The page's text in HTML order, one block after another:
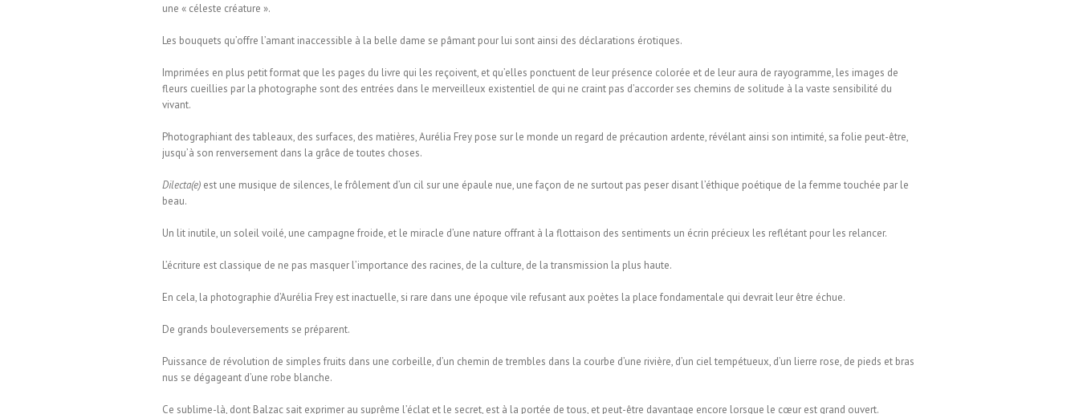
une « céleste créature ».
Les bouquets qu’offre l’amant inaccessible à la belle dame se pâmant pour lui sont ainsi des déclarations érotiques.
Imprimées en plus petit format que les pages du livre qui les reçoivent, et qu’elles ponctuent de leur présence colorée et de leur aura de rayogramme, les images de
fleurs cueillies par la photographe sont des entrées dans le merveilleux existentiel de qui ne craint pas d’accorder ses chemins de solitude à la vaste sensibilité du
vivant.
Photographiant des tableaux, des surfaces, des matières, Aurélia Frey pose sur le monde un regard de précaution ardente, révélant ainsi son intimité, sa folie peut-être,
jusqu’à son renversement dans la grâce de toutes choses.
Dilecta(e) est une musique de silences, le frôlement d’un cil sur une épaule nue, une façon de ne surtout pas peser disant l’éthique poétique de la femme touchée par le
beau.
Un lit inutile, un soleil voilé, une campagne froide, et le miracle d’une nature offrant à la flottaison des sentiments un écrin précieux les reflétant pour les relancer.
L’écriture est classique de ne pas masquer l’importance des racines, de la culture, de la transmission la plus haute.
En cela, la photographie d’Aurélia Frey est inactuelle, si rare dans une époque vile refusant aux poètes la place fondamentale qui devrait leur être échue.
De grands bouleversements se préparent.
Puissance de révolution de simples fruits dans une corbeille, d’un chemin de trembles dans la courbe d’une rivière, d’un ciel tempétueux, d’un lierre rose, de pieds et bras
nus se dégageant d’une robe blanche.
Ce sublime-là, dont Balzac sait exprimer au suprême l’éclat et le secret, est à la portée de tous, et peut-être davantage encore lorsque le cœur est grand ouvert.